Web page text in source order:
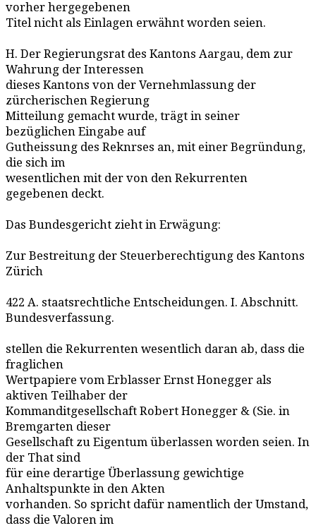
vorher hergegebenen
Titel nicht als Einlagen erwähnt worden seien.
H. Der Regierungsrat des Kantons Aargau, dem zur
Wahrung der Interessen
dieses Kantons von der Vernehmlassung der
zürcherischen Regierung
Mitteilung gemacht wurde, trägt in seiner
bezüglichen Eingabe auf
Gutheissung des Reknrses an, mit einer Begründung,
die sich im
wesentlichen mit der von den Rekurrenten
gegebenen deckt.
Das Bundesgericht zieht in Erwägung:
Zur Bestreitung der Steuerberechtigung des Kantons
Zürich
422 A. staatsrechtliche Entscheidungen. I. Abschnitt.
Bundesverfassung.
stellen die Rekurrenten wesentlich daran ab, dass die
fraglichen
Wertpapiere vom Erblasser Ernst Honegger als
aktiven Teilhaber der
Kommanditgesellschaft Robert Honegger & (Sie. in
Bremgarten dieser
Gesellschaft zu Eigentum überlassen worden seien. In
der That sind
für eine derartige Überlassung gewichtige
Anhaltspunkte in den Akten
vorhanden. So spricht dafür namentlich der Umstand,
dass die Valoren im